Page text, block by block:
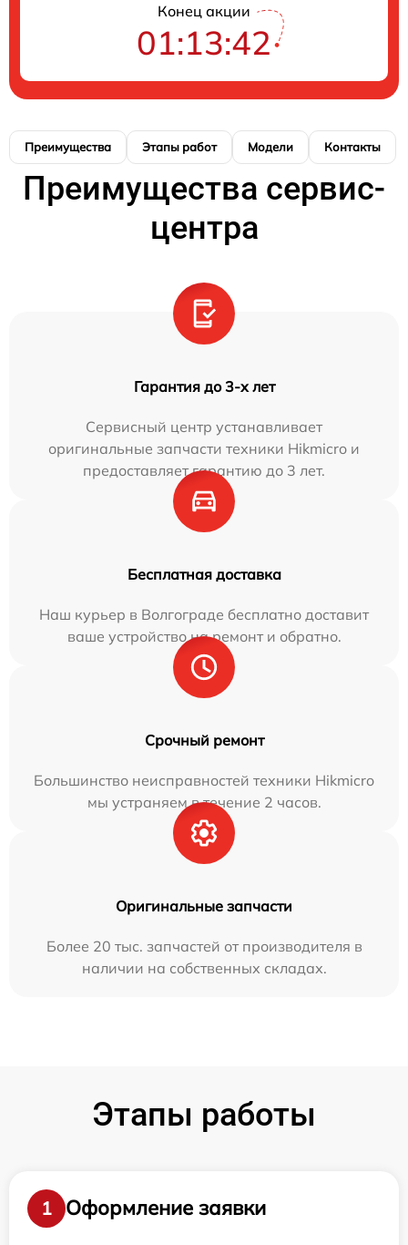
Конец акции
01:13:41
Преимущества Этапы работ Модели Контакты
Преимущества сервис-
центра
Гарантия до 3-х лет
Сервисный центр устанавливает
оригинальные запчасти техники Hikmicro и
предоставляет гарантию до 3 лет.
Бесплатная доставка
Наш курьер в Волгограде бесплатно доставит
ваше устройство на ремонт и обратно.
Срочный ремонт
Большинство неисправностей техники Hikmicro
мы устраняем в течение 2 часов.
Оригинальные запчасти
Более 20 тыс. запчастей от производителя в
наличии на собственных складах.
Этапы работы
1
Оформление заявки